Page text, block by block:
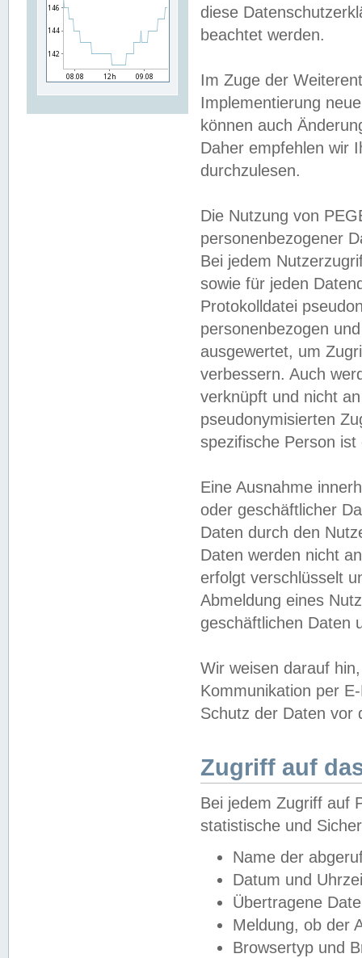
diese
beachtet werden.
Im Zuge der
Implementierung
können auch
Daher empfehlen wir
durchzulesen.
Die Nutzung von
personenbezogener
Bei jedem
sowie für jeden
Protokolldatei
personenbezogen
ausgewertet, um
verbessern. Auch
verknüpft und nicht
pseudonymisierten
spezifische Person
Eine Ausnahme
oder geschäftlicher
Daten durch den
Daten werden nicht
erfolgt verschlüsselt
Abmeldung eines
geschäftlichen Daten
Wir weisen darauf
Kommunikation per
Schutz der Daten vor
Zugriff auf
Bei jedem Zugriff auf
statistische und
Name der
Datum und
Übertragene
Meldung, ob der
Browsertyp und